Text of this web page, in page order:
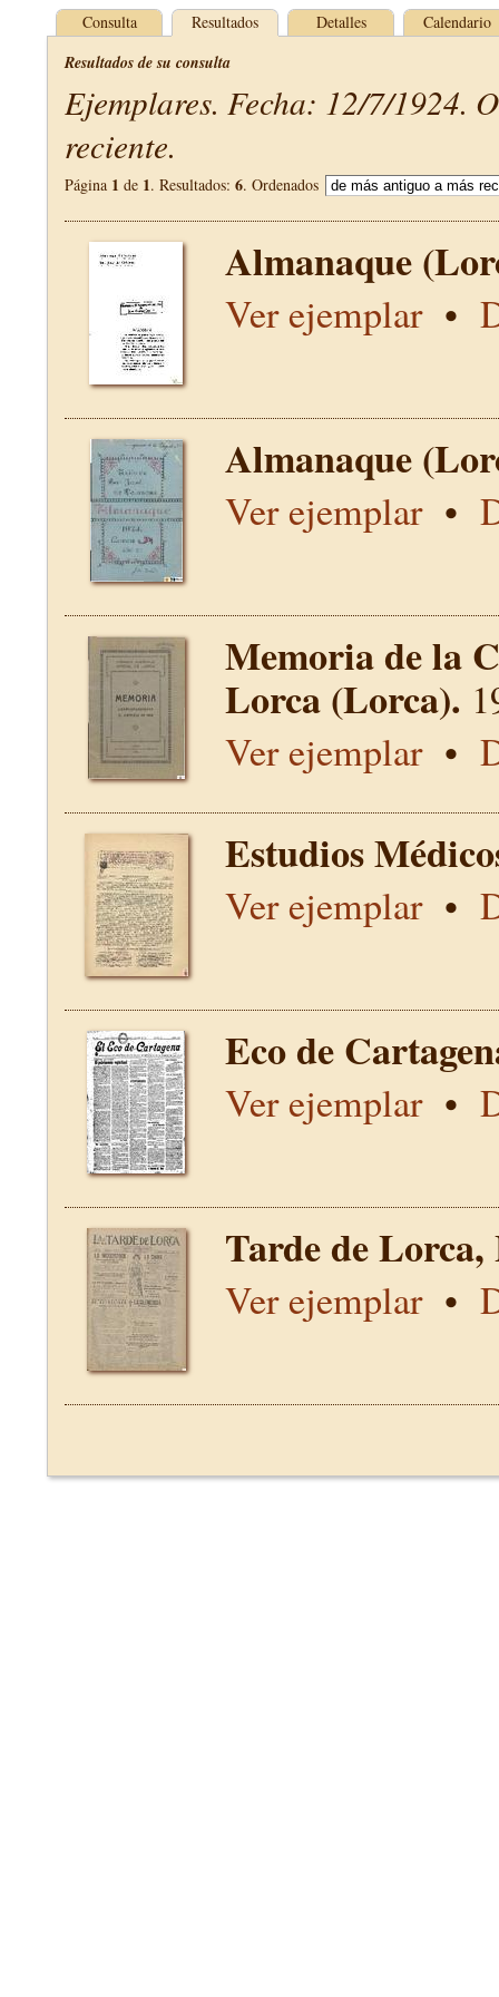
Consulta Resultados Detalles Calendario
Resultados de su consulta
Ejemplares. Fecha: 12/7/1924.
reciente.
Página 1 de 1. Resultados: 6. Ordenados
Almanaque
Ver ejemplar•
Almanaque
Ver ejemplar•
Memoria de la
Lorca (Lorca).
Ver ejemplar•
Estudios
Ver ejemplar•
Eco de
Ver ejemplar•
Tarde de
Ver ejemplar•